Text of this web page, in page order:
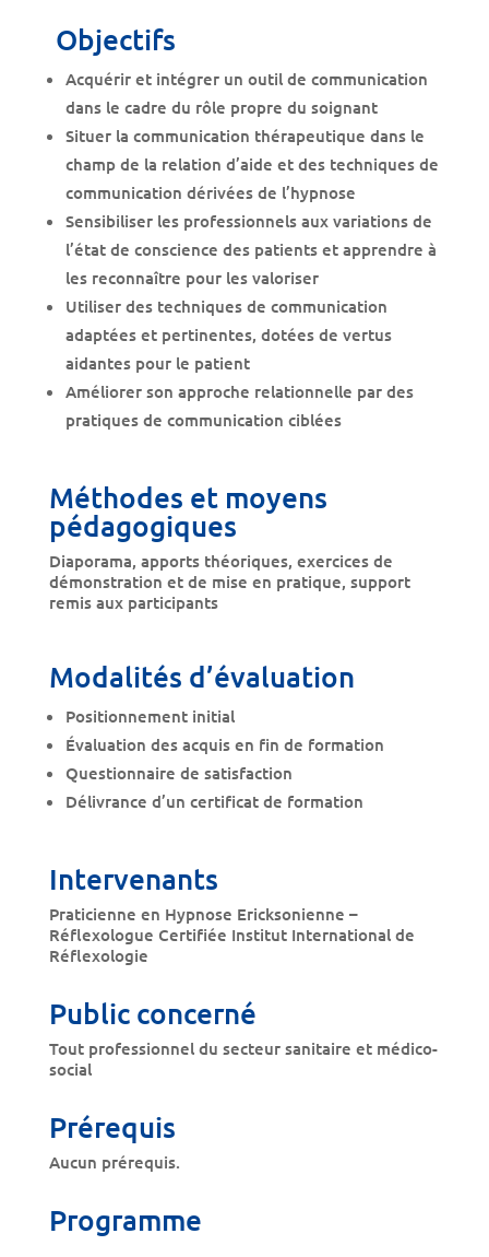
Objectifs
Acquérir et intégrer un outil de communication
dans le cadre du rôle propre du soignant
Situer la communication thérapeutique dans le
champ de la relation d’aide et des techniques de
communication dérivées de l’hypnose
Sensibiliser les professionnels aux variations de
l’état de conscience des patients et apprendre à
les reconnaître pour les valoriser
Utiliser des techniques de communication
adaptées et pertinentes, dotées de vertus
aidantes pour le patient
Améliorer son approche relationnelle par des
pratiques de communication ciblées
Méthodes et moyens
pédagogiques
Diaporama, apports théoriques, exercices de
démonstration et de mise en pratique, support
remis aux participants
Modalités d’évaluation
Positionnement initial
Évaluation des acquis en fin de formation
Questionnaire de satisfaction
Délivrance d’un certificat de formation
Intervenants
Praticienne en Hypnose Ericksonienne –
Réflexologue Certifiée Institut International de
Réflexologie
Public concerné
Tout professionnel du secteur sanitaire et médico-
social
Prérequis
Aucun prérequis.
Programme